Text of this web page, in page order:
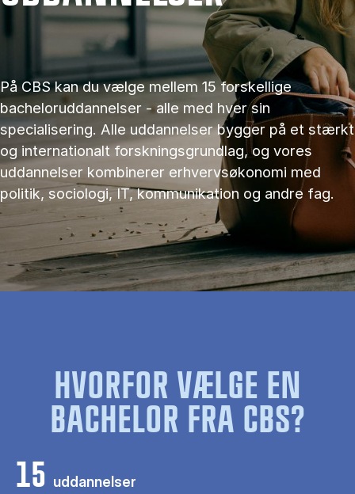
På CBS kan du vælge mellem 15 forskellige
bacheloruddannelser - alle med hver sin
specialisering. Alle uddannelser bygger på et stærkt
og internationalt forskningsgrundlag, og vores
uddannelser kombinerer erhvervsøkonomi med
politik, sociologi, IT, kommunikation og andre fag.
HVORFOR VÆLGE EN
BACHELOR FRA CBS?
15 uddannelser